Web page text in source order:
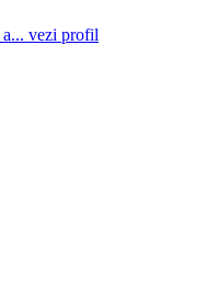
vezi profil